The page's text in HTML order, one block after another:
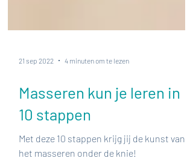
Masseren kun je leren in
Met deze 10 stappen krijg jij de kunst van